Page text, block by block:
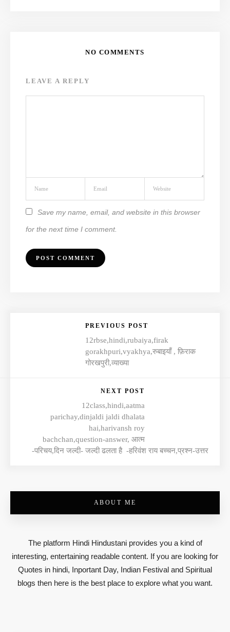
NO COMMENTS
LEAVE A REPLY
Save my name, email, and website in this browser
for the next time I comment.
PREVIOUS POST
12rbse,hindi,rubaiya,firak
gorakhpuri,vyakhya,रुबाइयाँ , फ़िराक
गोरखपुरी,व्याख्या
NEXT POST
12class,hindi,aatma
parichay,dinjaldi jaldi dhalata
hai,harivansh roy
bachchan,question-answer, आत्म
-परिचय,दिन जल्दी- जल्दी ढलता है -हरिवंश राय बच्चन,प्रश्न-उत्तर
ABOUT ME
The platform Hindi Hindustani provides you a kind of
interesting, entertaining readable content. If you are looking for
Quotes in hindi, Inportant Day, Indian Festival and Spiritual
blogs then here is the best place to explore what you want.